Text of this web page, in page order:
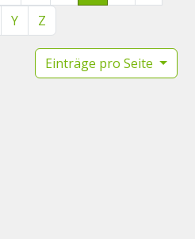
Y Z
Einträge pro Seite